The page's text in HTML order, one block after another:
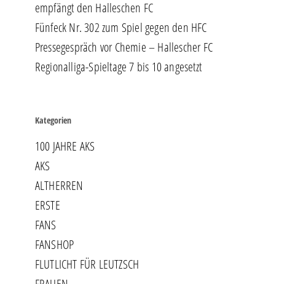
empfängt den Halleschen FC
Fünfeck Nr. 302 zum Spiel gegen den HFC
Pressegespräch vor Chemie – Hallescher FC
Regionalliga-Spieltage 7 bis 10 angesetzt
Kategorien
100 JAHRE AKS
AKS
ALTHERREN
ERSTE
FANS
FANSHOP
FLUTLICHT FÜR LEUTZSCH